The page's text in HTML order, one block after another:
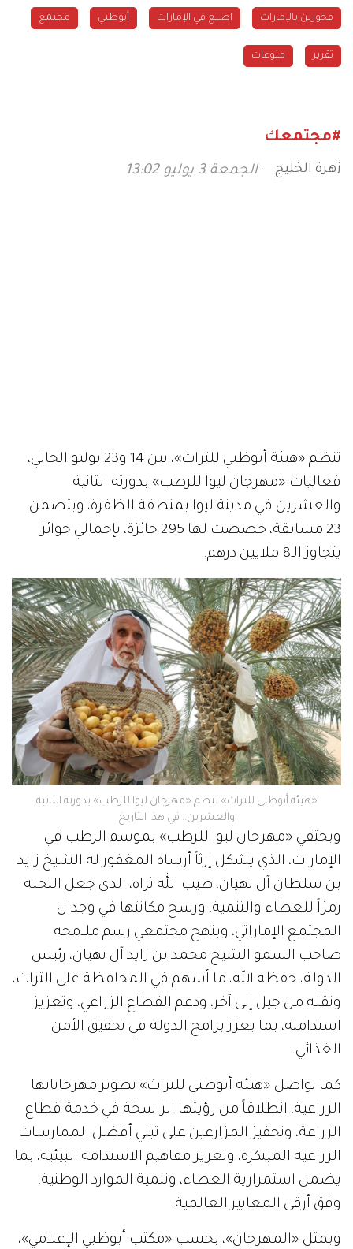
فخورين بالإمارات اصنع في الإمارات أبوظبي مجتمع
تقرير منوعات
#مجتمعك
زهرة الخليج الجمعة 3 يوليو 13:02
تنظم «هيئة أبوظبي للتراث»، بين 14 و23 يوليو الحالي،
فعاليات «مهرجان ليوا للرطب» بدورته الثانية
والعشرين في مدينة ليوا بمنطقة الظفرة، ويتضمن
23 مسابقة، خصصت لها 295 جائزة، بإجمالي جوائز
يتجاوز الـ8 ملايين درهم.
«هيئة أبوظبي للتراث» تنظم «مهرجان ليوا للرطب» بدورته الثانية
والعشرين.. في هذا التاريخ
ويحتفي «مهرجان ليوا للرطب» بموسم الرطب في
الإمارات، الذي يشكل إرثاً أرساه المغفور له الشيخ زايد
بن سلطان آل نهيان، طيب الله ثراه، الذي جعل النخلة
رمزاً للعطاء والتنمية، ورسخ مكانتها في وجدان
المجتمع الإماراتي، وبنهج مجتمعي رسم ملامحه
صاحب السمو الشيخ محمد بن زايد آل نهيان، رئيس
الدولة، حفظه الله، ما أسهم في المحافظة على التراث،
ونقله من جيل إلى آخر، ودعم القطاع الزراعي، وتعزيز
استدامته، بما يعزز برامج الدولة في تحقيق الأمن
الغذائي.
كما تواصل «هيئة أبوظبي للتراث» تطوير مهرجاناتها
الزراعية، انطلاقاً من رؤيتها الراسخة في خدمة قطاع
الزراعة، وتحفيز المزارعين على تبني أفضل الممارسات
الزراعية المبتكرة، وتعزيز مفاهيم الاستدامة البيئية، بما
يضمن استمرارية العطاء، وتنمية الموارد الوطنية،
وفق أرقى المعايير العالمية.
ويمثل «المهرجان»، بحسب «مكتب أبوظبي الإعلامي»،